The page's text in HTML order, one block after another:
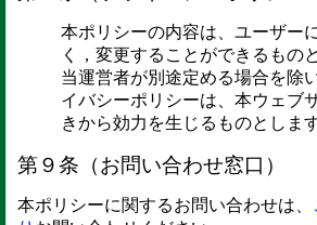
本ポリシーの内容は、ユーザー
く，変更することができるもの
当運営者が別途定める場合を除
イバシーポリシーは、本ウェブ
きから効力を生じるものとします
第９条（お問い合わせ窓口）
本ポリシーに関するお問い合わせは、